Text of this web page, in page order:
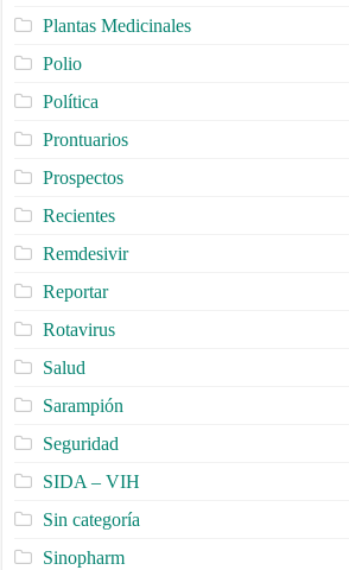
Plantas Medicinales
Polio
Política
Prontuarios
Prospectos
Recientes
Remdesivir
Reportar
Rotavirus
Salud
Sarampión
Seguridad
SIDA – VIH
Sin categoría
Sinopharm